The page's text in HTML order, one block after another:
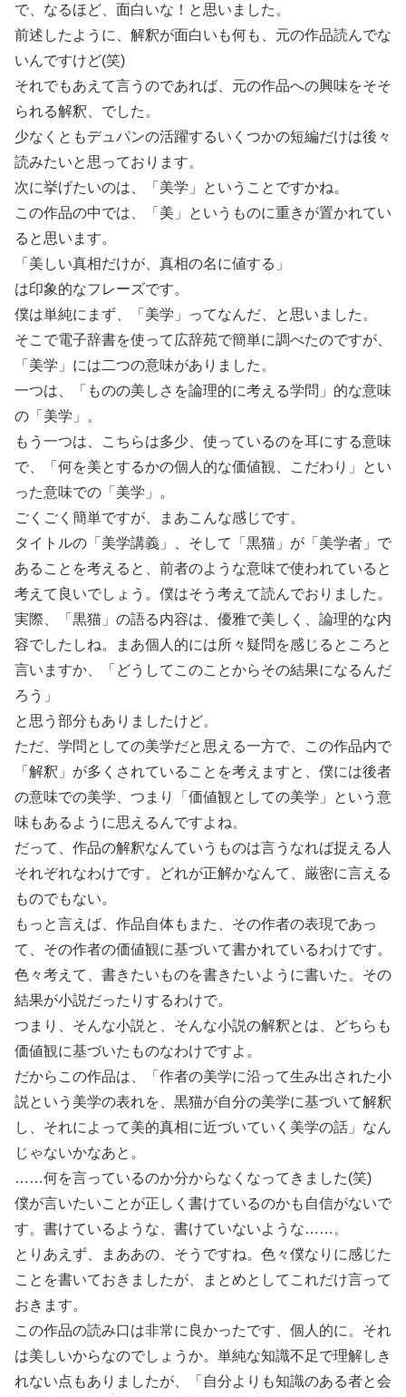
で、なるほど、面白いな！と思いました。
前述したように、解釈が面白いも何も、元の作品読んでな
いんですけど(笑)
それでもあえて言うのであれば、元の作品への興味をそそ
られる解釈、でした。
少なくともデュパンの活躍するいくつかの短編だけは後々
読みたいと思っております。
次に挙げたいのは、「美学」ということですかね。
この作品の中では、「美」というものに重きが置かれてい
ると思います。
「美しい真相だけが、真相の名に値する」
は印象的なフレーズです。
僕は単純にまず、「美学」ってなんだ、と思いました。
そこで電子辞書を使って広辞苑で簡単に調べたのですが、
「美学」には二つの意味がありました。
一つは、「ものの美しさを論理的に考える学問」的な意味
の「美学」。
もう一つは、こちらは多少、使っているのを耳にする意味
で、「何を美とするかの個人的な価値観、こだわり」とい
った意味での「美学」。
ごくごく簡単ですが、まあこんな感じです。
タイトルの「美学講義」、そして「黒猫」が「美学者」で
あることを考えると、前者のような意味で使われていると
考えて良いでしょう。僕はそう考えて読んでおりました。
実際、「黒猫」の語る内容は、優雅で美しく、論理的な内
容でしたしね。まあ個人的には所々疑問を感じるところと
言いますか、「どうしてこのことからその結果になるんだ
ろう」
と思う部分もありましたけど。
ただ、学問としての美学だと思える一方で、この作品内で
「解釈」が多くされていることを考えますと、僕には後者
の意味での美学、つまり「価値観としての美学」という意
味もあるように思えるんですよね。
だって、作品の解釈なんていうものは言うなれば捉える人
それぞれなわけです。どれが正解かなんて、厳密に言える
ものでもない。
もっと言えば、作品自体もまた、その作者の表現であっ
て、その作者の価値観に基づいて書かれているわけです。
色々考えて、書きたいものを書きたいように書いた。その
結果が小説だったりするわけで。
つまり、そんな小説と、そんな小説の解釈とは、どちらも
価値観に基づいたものなわけですよ。
だからこの作品は、「作者の美学に沿って生み出された小
説という美学の表れを、黒猫が自分の美学に基づいて解釈
し、それによって美的真相に近づいていく美学の話」なん
じゃないかなあと。
……何を言っているのか分からなくなってきました(笑)
僕が言いたいことが正しく書けているのかも自信がないで
す。書けているような、書けていないような……。
とりあえず、まああの、そうですね。色々僕なりに感じた
ことを書いておきましたが、まとめとしてこれだけ言って
おきます。
この作品の読み口は非常に良かったです、個人的に。それ
は美しいからなのでしょうか。単純な知識不足で理解しき
れない点もありましたが、「自分よりも知識のある者と会